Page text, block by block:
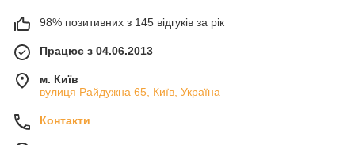
98% позитивних з 145 відгуків за рік
Працює з 04.06.2013
м. Київ
вулиця Райдужна 65, Київ, Україна
Контакти